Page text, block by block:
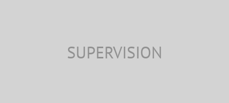
SUPERVISION